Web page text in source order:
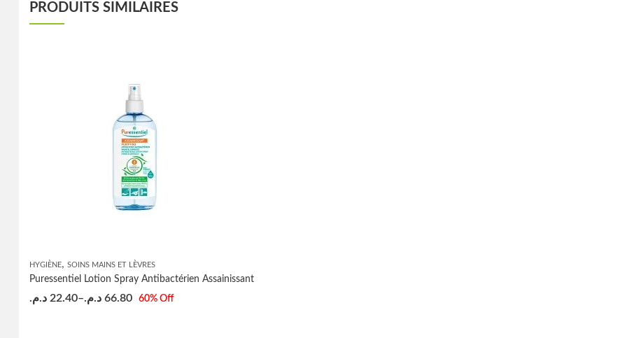
PRODUITS SIMILAIRES
HYGIÈNE, SOINS MAINS ET LÈVRES
Puressentiel Lotion Spray Antibactérien Assainissant
22.40 د.م. – 66.80 د.م. 60% Off